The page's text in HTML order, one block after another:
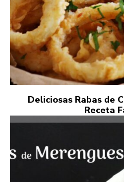
Deliciosas Rabas de
Receta